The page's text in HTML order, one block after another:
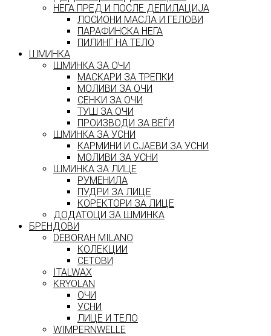
НЕГА ПРЕД И ПОСЛЕ ДЕПИЛАЦИЈА
ЛОСИОНИ МАСЛА И ГЕЛОВИ
ПАРАФИНСКА НЕГА
ПИЛИНГ НА ТЕЛО
ШМИНКА
ШМИНКА ЗА ОЧИ
МАСКАРИ ЗА ТРЕПКИ
МОЛИВИ ЗА ОЧИ
СЕНКИ ЗА ОЧИ
ТУШ ЗА ОЧИ
ПРОИЗВОДИ ЗА ВЕЃИ
ШМИНКА ЗА УСНИ
КАРМИНИ И СЈАЕВИ ЗА УСНИ
МОЛИВИ ЗА УСНИ
ШМИНКА ЗА ЛИЦЕ
РУМЕНИЛА
ПУДРИ ЗА ЛИЦЕ
КОРЕКТОРИ ЗА ЛИЦЕ
ДОДАТОЦИ ЗА ШМИНКА
БРЕНДОВИ
DEBORAH MILANO
КОЛЕКЦИИ
СЕТОВИ
ITALWAX
KRYOLAN
ОЧИ
УСНИ
ЛИЦЕ И ТЕЛО
WIMPERNWELLE